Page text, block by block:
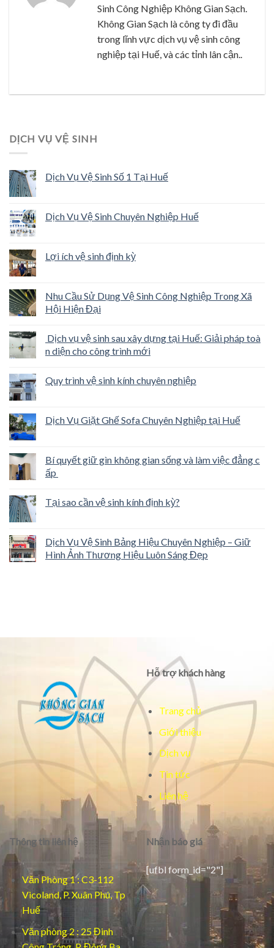
Sinh Công Nghiệp Không Gian Sạch.
Không Gian Sạch là công ty đi đầu
trong lĩnh vực dịch vụ vệ sinh công
nghiệp tại Huế, và các tỉnh lân cận..
DỊCH VỤ VỆ SINH
Dịch Vụ Vệ Sinh Số 1 Tại Huế
Dịch Vụ Vệ Sinh Chuyên Nghiệp Huế
Lợi ích vệ sinh định kỳ
Nhu Cầu Sử Dụng Vệ Sinh Công Nghiệp Trong Xã
Hội Hiện Đại
Dịch vụ vệ sinh sau xây dựng tại Huế: Giải pháp toà
n diện cho công trình mới
Quy trình vệ sinh kính chuyên nghiệp
Dịch Vụ Giặt Ghế Sofa Chuyên Nghiệp tại Huế
Bí quyết giữ gìn không gian sống và làm việc đẳng c
ấp
Tại sao cần vệ sinh kính định kỳ?
Dịch Vụ Vệ Sinh Bảng Hiệu Chuyên Nghiệp – Giữ
Hình Ảnh Thương Hiệu Luôn Sáng Đẹp
Hỗ trợ khách hàng
Trang chủ
Giới thiệu
Dịch vụ
Tin tức
Liên hệ
Thông tin liên hệ
Văn Phòng 1 : C3-112
Vicoland, P. Xuân Phú, Tp
Huế
Văn phòng 2 : 25 Đinh
Nhận báo giá
[ufbl form_id="2"]